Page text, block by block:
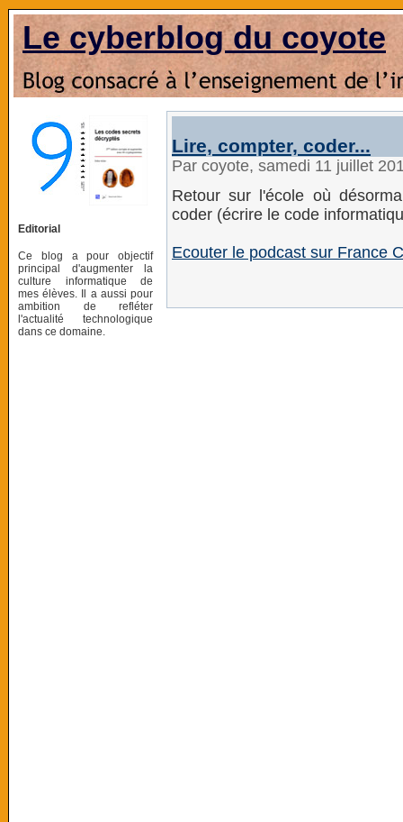
Le cyberblog du coyote
Editorial
Ce blog a pour objectif
principal d'augmenter la
culture informatique de
mes élèves. Il a aussi pour
ambition de refléter
l'actualité technologique
dans ce domaine.
Lire, compter, coder...
Par coyote, samedi 11 juillet
Retour sur l'école où
coder (écrire le code
Ecouter le podcast sur France